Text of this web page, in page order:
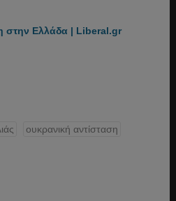
στην Ελλάδα | Liberal.gr
ουκρανική αντίσταση